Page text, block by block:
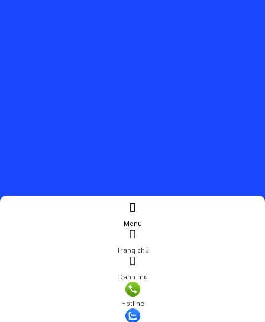
Menu
Trang chủ
Danh mục
Hotline